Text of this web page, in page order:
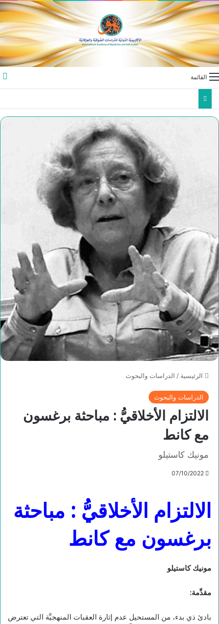
القائمة
الرئيسية / الدراسات والبحوث
الدراسات والبحوث
الالتزام الأخلاقيُّ : مباحثة برغسون
مع كانط
مونيك كاستيلو
07/10/2022
الالتزام الأخلاقي ُّ : مباحثة
برغسون مع كانط
مونيك كاستيلو
مقدِّمة:
بادئ ذي بدء، من المستحيل عدم إثارة العقبات المنهجيَّة التي تعترض